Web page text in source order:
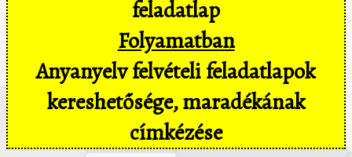
feladatlap
Folyamatban
Anyanyelv felvételi feladatlapok
kereshetősége, maradékának
címkézése